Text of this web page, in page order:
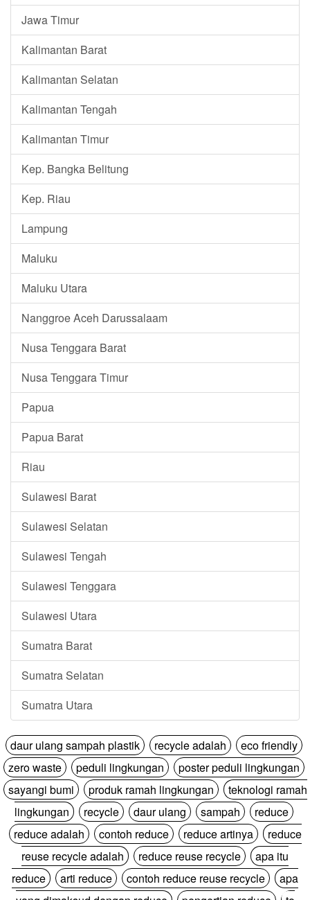
Jawa Timur
Kalimantan Barat
Kalimantan Selatan
Kalimantan Tengah
Kalimantan Timur
Kep. Bangka Belitung
Kep. Riau
Lampung
Maluku
Maluku Utara
Nanggroe Aceh Darussalaam
Nusa Tenggara Barat
Nusa Tenggara Timur
Papua
Papua Barat
Riau
Sulawesi Barat
Sulawesi Selatan
Sulawesi Tengah
Sulawesi Tenggara
Sulawesi Utara
Sumatra Barat
Sumatra Selatan
Sumatra Utara
daur ulang sampah plastik recycle adalah
eco friendly
zero waste
peduli lingkungan
poster peduli lingkungan
sayangi bumi
produk ramah lingkungan
teknologi ramah
lingkungan
recycle daur ulang sampah
reduce
reduce adalah
contoh reduce reduce artinya
reduce
reuse recycle adalah
reduce reuse recycle
apa itu
reduce
arti reduce contoh reduce reuse recycle
apa